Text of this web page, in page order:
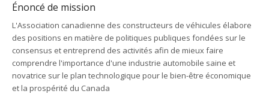
Énoncé de mission
L'Association canadienne des constructeurs de véhicules élabore
des positions en matière de politiques publiques fondées sur le
consensus et entreprend des activités afin de mieux faire
comprendre l'importance d'une industrie automobile saine et
novatrice sur le plan technologique pour le bien-être économique
et la prospérité du Canada